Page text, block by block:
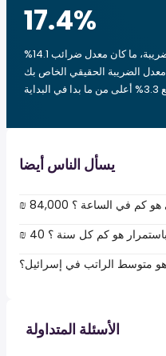
17.4%
لذلك، بدفعك أنت وصاحب العمل الضريبة، ما كان معدل ضرائب 14.1%
يعني أن معدل الضريبة الحقيقي الخاص بك
يسأل الناس أيضا
سنوي هو كم في الساعة ؟
₪ 40 باستمرار هو كم كل سنة ؟
متوسط الراتب في إسرائيل؟
الأسئلة المتداولة